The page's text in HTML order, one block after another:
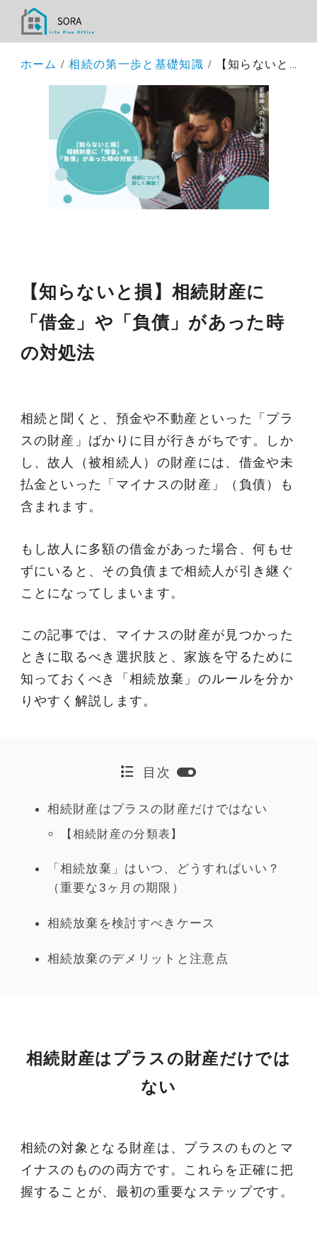
ホーム 相続の第一歩と基礎知識 【知らないと損】相続財産に「借金」や「負債」があった時の対処法
【知らないと損】相続財産に
「借金」や「負債」があった時
の対処法
相続と聞くと、預金や不動産といった「プラ
スの財産」ばかりに目が行きがちです。しか
し、故人（被相続人）の財産には、借金や未
払金といった「マイナスの財産」（負債）も
含まれます。
もし故人に多額の借金があった場合、何もせ
ずにいると、その負債まで相続人が引き継ぐ
ことになってしまいます。
この記事では、マイナスの財産が見つかった
ときに取るべき選択肢と、家族を守るために
知っておくべき「相続放棄」のルールを分か
りやすく解説します。
目次
相続財産はプラスの財産だけではない
【相続財産の分類表】
「相続放棄」はいつ、どうすればいい？
（重要な3ヶ月の期限）
相続放棄を検討すべきケース
相続放棄のデメリットと注意点
相続財産はプラスの財産だけでは
ない
相続の対象となる財産は、プラスのものとマ
イナスのものの両方です。これらを正確に把
握することが、最初の重要なステップです。